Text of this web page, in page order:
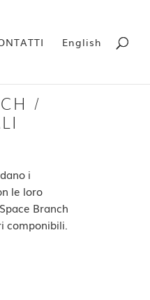
English
/
i
le loro
Branch
componibili.